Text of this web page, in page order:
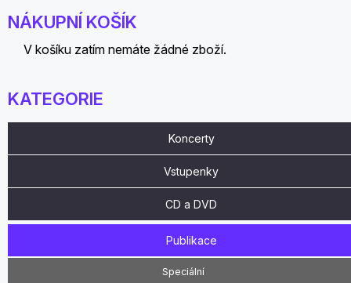
NÁKUPNÍ KOŠÍK
V košíku zatím nemáte žádné zboží.
KATEGORIE
Koncerty
Vstupenky
CD a DVD
Publikace
Speciální